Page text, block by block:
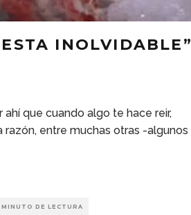
INOLVIDABLE”
que cuando algo te hace reir,
entre muchas otras -algunos
MINUTO DE LECTURA